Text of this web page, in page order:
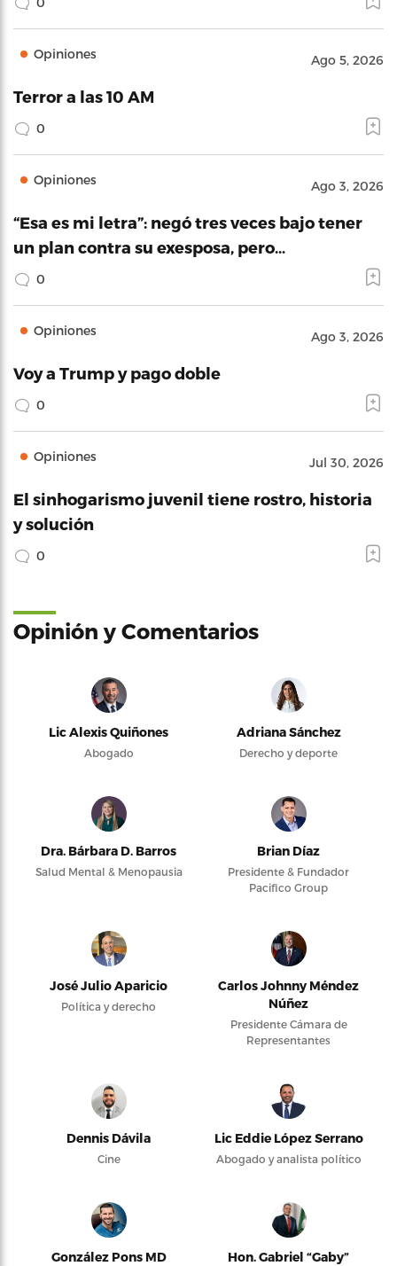
Opiniones Ago 5, 2026
Terror a las 10 AM
0
Opiniones Ago 3, 2026
“Esa es mi letra”: negó tres veces bajo tener
un plan contra su exesposa, pero…
0
Opiniones Ago 3, 2026
Voy a Trump y pago doble
0
Opiniones Jul 30, 2026
El sinhogarismo juvenil tiene rostro, historia
y solución
0
Opinión y Comentarios
Lic Alexis Quiñones
Abogado
Adriana Sánchez
Derecho y deporte
Dra. Bárbara D. Barros
Salud Mental & Menopausia
Brian Díaz
Presidente & Fundador
Pacifico Group
José Julio Aparicio
Política y derecho
Carlos Johnny Méndez
Núñez
Presidente Cámara de
Representantes
Dennis Dávila
Cine
Lic Eddie López Serrano
Abogado y analista político
González Pons MD
Hon. Gabriel “Gaby”